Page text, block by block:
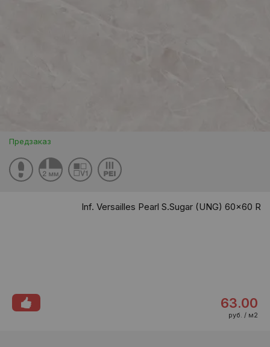
Предзаказ
Inf. Versailles Pearl S.Sugar (UNG) 60x60 R
63.00
руб. / м2